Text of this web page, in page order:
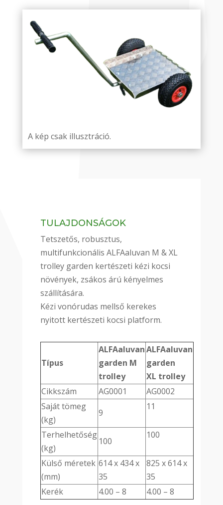
A kép csak illusztráció.
TULAJDONSÁGOK
Tetszetős, robusztus,
multifunkcionális ALFAaluvan M & XL
trolley garden kertészeti kézi kocsi
növények, zsákos árú kényelmes
szállítására.
Kézi vonórudas mellső kerekes
nyitott kertészeti kocsi platform.
Típus
ALFAaluvan
garden M
trolley
ALFAaluvan
garden
XL trolley
Cikkszám
AG0001
AG0002
Saját tömeg
(kg)
9
11
Terhelhetőség
(kg)
100
100
Külső méretek
(mm)
614 x 434 x
35
825 x 614 x
35
Kerék
4.00 – 8 4.00 – 8